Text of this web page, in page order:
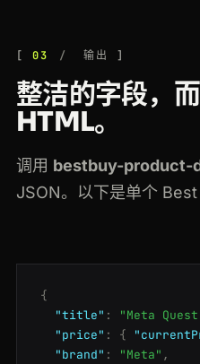
03 输出
整洁的字段，
HTML。
调用 bestbuy-product-
JSON。以下是单个 Best
{
"title" :
"Meta
"price" : {
"brand" : "Meta" ,